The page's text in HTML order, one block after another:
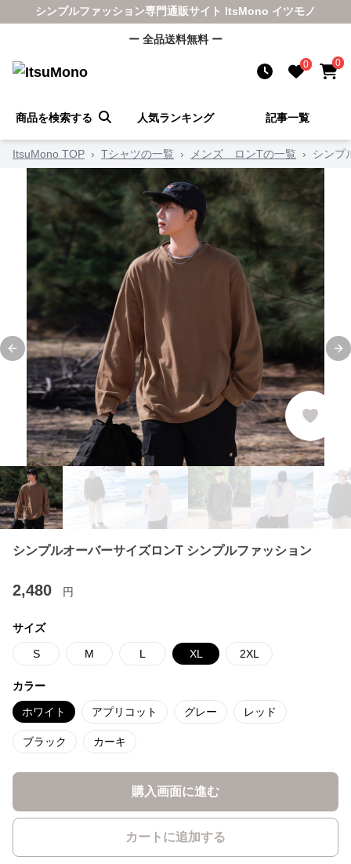
シンプルファッション専門通販サイト ItsMono イツモノ
ー 全品送料無料 ー
0 0
商品を検索する 人気ランキング 記事一覧
ItsuMono TOP › Tシャツの一覧 › メンズ ロンTの一覧 › シンプ
Previous slide
シンプルオーバーサイズロンT シンプルファッション
2,480 円
サイズ
S M L XL 2XL
カラー
ホワイト アプリコット グレー レッド
ブラック カーキ
購入画面に進む
カートに追加する